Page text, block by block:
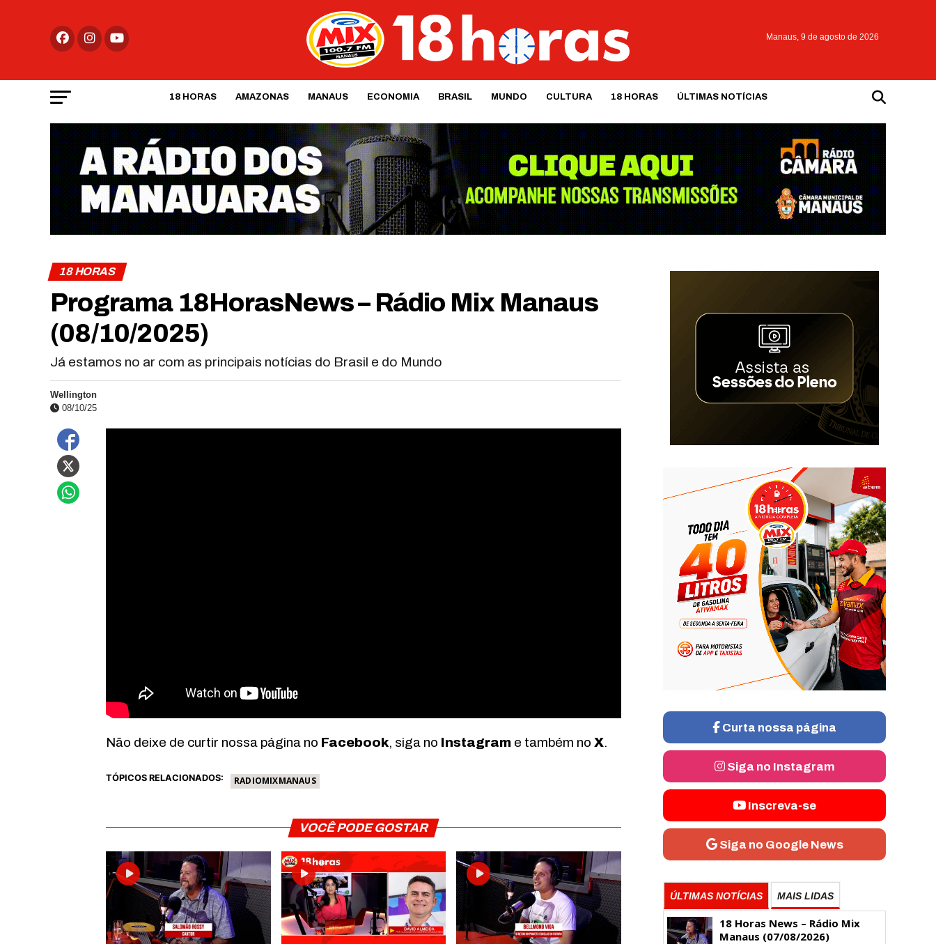
Manaus, 9 de agosto de 2026
18 HORAS AMAZONAS MANAUS ECONOMIA BRASIL MUNDO CULTURA 18 HORAS ÚLTIMAS NOTÍCIAS
18 HORAS
Programa 18HorasNews​​​​​​​​​​​​ – Rádio Mix Manaus
(08/10/2025)
Já estamos no ar com as principais notícias do Brasil e do Mundo
Wellington
08/10/25
Não deixe de curtir nossa página no Facebook, siga no Instagram e também no X.
TÓPICOS RELACIONADOS: RADIOMIXMANAUS
VOCÊ PODE GOSTAR
Curta nossa página
Siga no Instagram
Inscreva-se
Siga no Google News
ÚLTIMAS NOTÍCIAS MAIS LIDAS
18 Horas News​​​​​​​​​​​​ – Rádio Mix
Manaus (07/08/2026)